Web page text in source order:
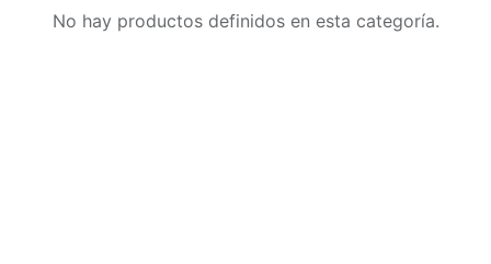
No hay productos definidos en esta categoría.